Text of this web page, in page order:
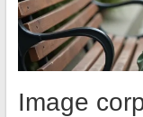
Image